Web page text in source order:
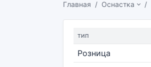
Главная Оснастка
ТИП
Розница